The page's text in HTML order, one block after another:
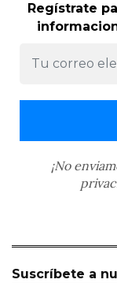
Regístrate
¡No
Suscríbete a